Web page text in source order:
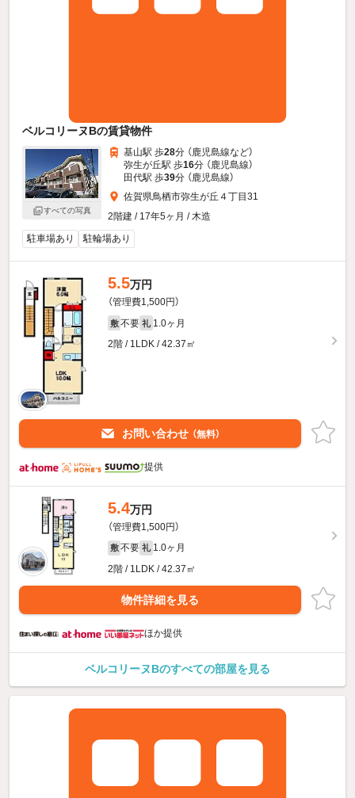
ベルコリーヌBの賃貸物件
すべての写真
基山駅 歩28分 （鹿児島線など）
弥生が丘駅 歩16分 （鹿児島線）
田代駅 歩39分 （鹿児島線）
佐賀県鳥栖市弥生が丘４丁目31
2階建 / 17年5ヶ月 / 木造
駐車場あり
駐輪場あり
5.5万円
（管理費1,500円）
敷 不要 礼 1.0ヶ月
2階 / 1LDK / 42.37㎡
お問い合わせ （無料）
提供
5.4万円
（管理費1,500円）
敷 不要 礼 1.0ヶ月
2階 / 1LDK / 42.37㎡
物件詳細を見る
ほか提供
ベルコリーヌBのすべての部屋を見る